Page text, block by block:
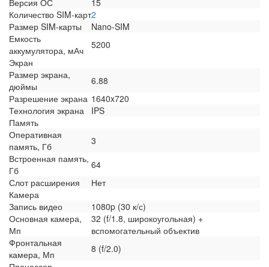
Количество SIM-карт2
Размер SIM-карты
Nano-SIM
Емкость
аккумулятора, мАч
5200
Экран
Размер экрана,
дюймы
6.88
Разрешение экрана 1640x720
Технология экрана
IPS
Память
Оперативная
память, Гб
3
Встроенная память,
Гб
64
Слот расширения
Нет
Камера
Запись видео
1080p (30 к/с)
Основная камера,
Мп
32 (f/1.8, широкоугольная) +
вспомогательный объектив
Фронтальная
камера, Мп
8 (f/2.0)